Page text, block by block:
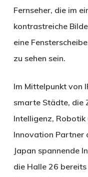
Fernseher, die im
kontrastreiche
eine
zu sehen sein.
Im Mittelpunkt von
smarte Städte, die
Intelligenz,
Innovation Partner
Japan spannende
die Halle 26